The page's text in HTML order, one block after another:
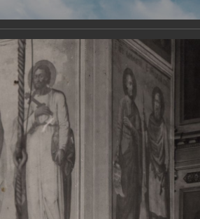
Наследники